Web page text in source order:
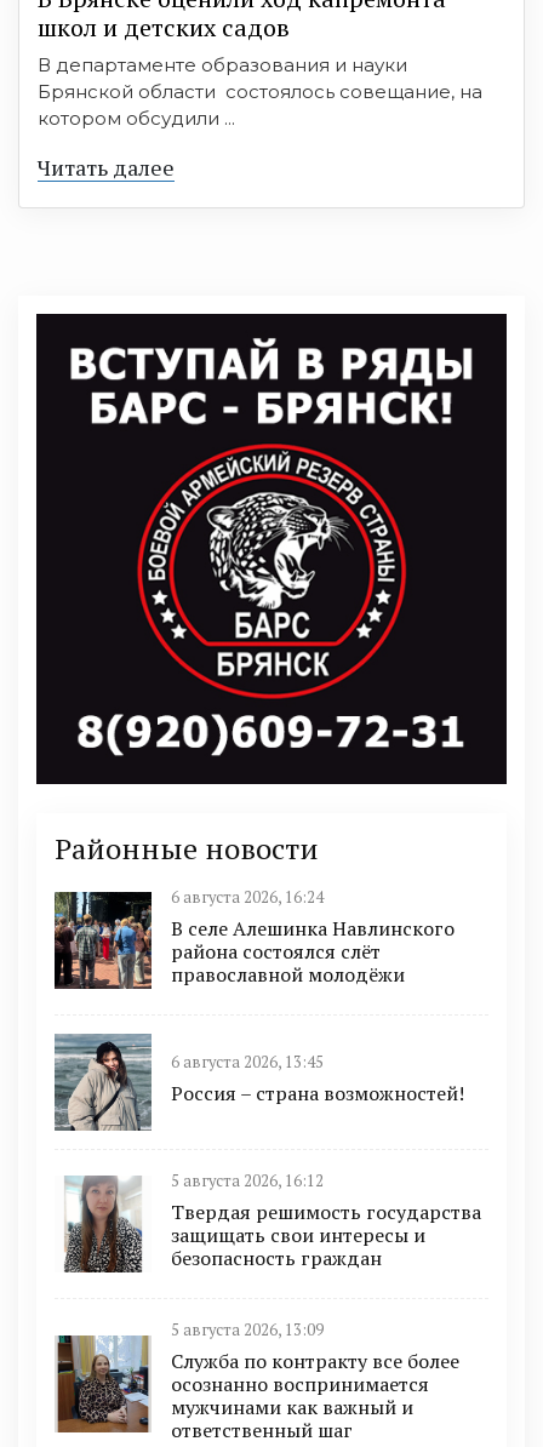
школ и детских садов
В департаменте образования и науки
Брянской области состоялось совещание, на
котором обсудили ...
Читать далее
Районные новости
6 августа 2026, 16:24
В селе Алешинка Навлинского
района состоялся слёт
православной молодёжи
6 августа 2026, 13:45
Россия – страна возможностей!
5 августа 2026, 16:12
Твердая решимость государства
защищать свои интересы и
безопасность граждан
5 августа 2026, 13:09
Служба по контракту все более
осознанно воспринимается
мужчинами как важный и
ответственный шаг